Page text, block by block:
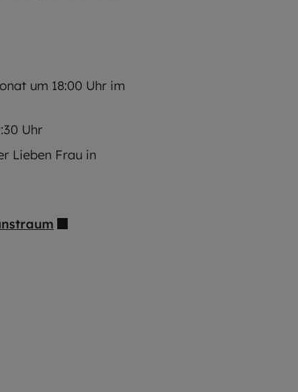
um 18:00 Uhr im
Uhr
Lieben Frau in